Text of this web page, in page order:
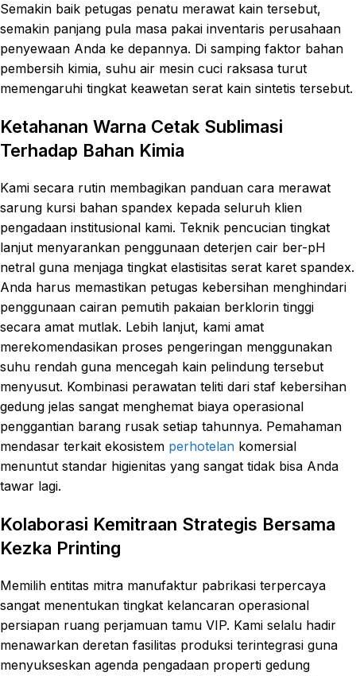
Semakin baik petugas penatu merawat kain tersebut,
semakin panjang pula masa pakai inventaris perusahaan
penyewaan Anda ke depannya. Di samping faktor bahan
pembersih kimia, suhu air mesin cuci raksasa turut
memengaruhi tingkat keawetan serat kain sintetis tersebut.
Ketahanan Warna Cetak Sublimasi
Terhadap Bahan Kimia
Kami secara rutin membagikan panduan cara merawat
sarung kursi bahan spandex kepada seluruh klien
pengadaan institusional kami. Teknik pencucian tingkat
lanjut menyarankan penggunaan deterjen cair ber-pH
netral guna menjaga tingkat elastisitas serat karet spandex.
Anda harus memastikan petugas kebersihan menghindari
penggunaan cairan pemutih pakaian berklorin tinggi
secara amat mutlak. Lebih lanjut, kami amat
merekomendasikan proses pengeringan menggunakan
suhu rendah guna mencegah kain pelindung tersebut
menyusut. Kombinasi perawatan teliti dari staf kebersihan
gedung jelas sangat menghemat biaya operasional
penggantian barang rusak setiap tahunnya. Pemahaman
mendasar terkait ekosistem perhotelan komersial
menuntut standar higienitas yang sangat tidak bisa Anda
tawar lagi.
Kolaborasi Kemitraan Strategis Bersama
Kezka Printing
Memilih entitas mitra manufaktur pabrikasi terpercaya
sangat menentukan tingkat kelancaran operasional
persiapan ruang perjamuan tamu VIP. Kami selalu hadir
menawarkan deretan fasilitas produksi terintegrasi guna
menyukseskan agenda pengadaan properti gedung